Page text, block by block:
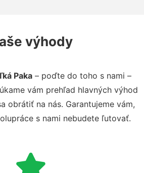
výhody
Paka – poďte do toho s nami –
vám prehľad hlavných výhod
obrátiť na nás. Garantujeme vám,
s nami nebudete ľutovať.